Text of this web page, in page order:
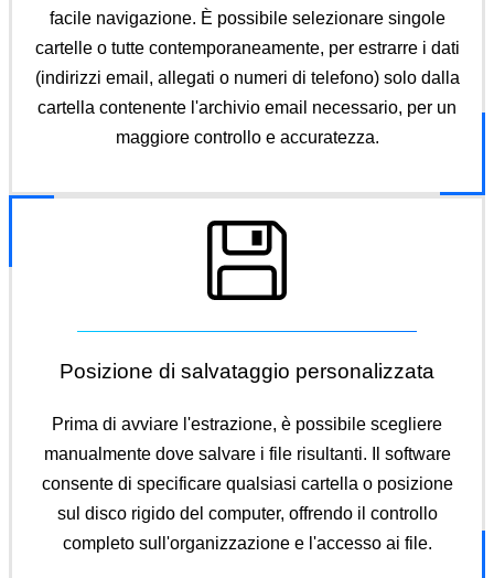
facile navigazione. È possibile selezionare singole
cartelle o tutte contemporaneamente, per estrarre i dati
(indirizzi email, allegati o numeri di telefono) solo dalla
cartella contenente l'archivio email necessario, per un
maggiore controllo e accuratezza.
Posizione di salvataggio personalizzata
Prima di avviare l'estrazione, è possibile scegliere
manualmente dove salvare i file risultanti. Il software
consente di specificare qualsiasi cartella o posizione
sul disco rigido del computer, offrendo il controllo
completo sull'organizzazione e l'accesso ai file.